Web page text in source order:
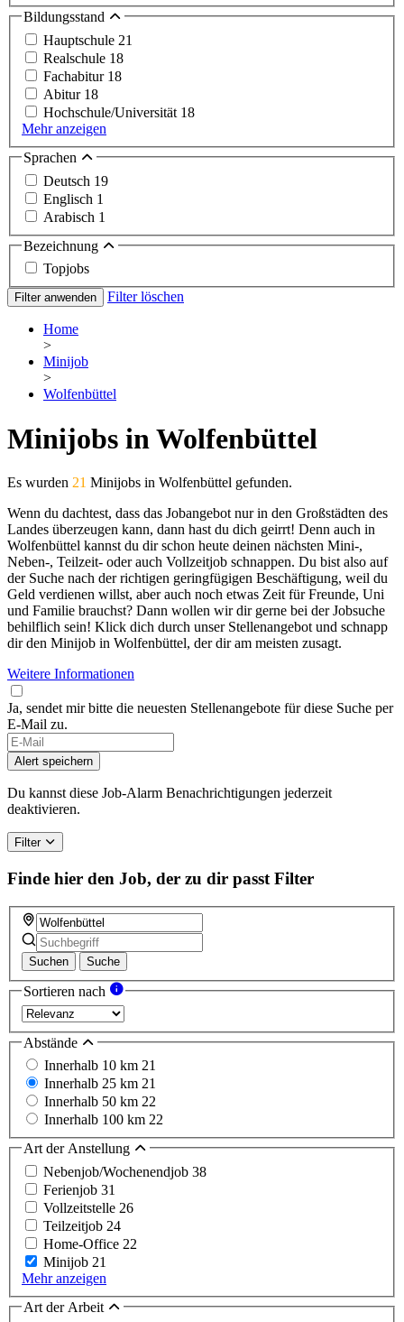
Bildungsstand
Hauptschule 21
Realschule 18
Fachabitur 18
Abitur 18
Hochschule/Universität 18
Mehr anzeigen
Sprachen
Deutsch 19
Englisch 1
Arabisch 1
Bezeichnung
Topjobs
Filter anwenden Filter löschen
Home
>
Minijob
>
Wolfenbüttel
Minijobs in Wolfenbüttel
Es wurden 21 Minijobs in Wolfenbüttel gefunden.
Wenn du dachtest, dass das Jobangebot nur in den Großstädten des
Landes überzeugen kann, dann hast du dich geirrt! Denn auch in
Wolfenbüttel kannst du dir schon heute deinen nächsten Mini-,
Neben-, Teilzeit- oder auch Vollzeitjob schnappen. Du bist also auf
der Suche nach der richtigen geringfügigen Beschäftigung, weil du
Geld verdienen willst, aber auch noch etwas Zeit für Freunde, Uni
und Familie brauchst? Dann wollen wir dir gerne bei der Jobsuche
behilflich sein! Klick dich durch unser Stellenangebot und schnapp
dir den Minijob in Wolfenbüttel, der dir am meisten zusagt.
Weitere Informationen
Ja, sendet mir bitte die neuesten Stellenangebote für diese Suche per
E-Mail zu.
Alert speichern
Du kannst diese Job-Alarm Benachrichtigungen jederzeit
deaktivieren.
Filter
Finde hier den Job, der zu dir passt Filter
Suchen Suche
Sortieren nach
Abstände
Innerhalb 10 km 21
Innerhalb 25 km 21
Innerhalb 50 km 22
Innerhalb 100 km 22
Art der Anstellung
Nebenjob/Wochenendjob 38
Ferienjob 31
Vollzeitstelle 26
Teilzeitjob 24
Home-Office 22
Minijob 21
Mehr anzeigen
Art der Arbeit